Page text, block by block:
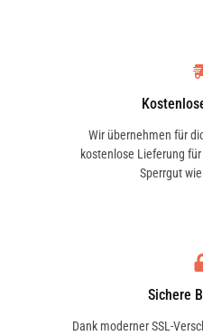
Wir übernehmen für
kostenlose Lieferung
Sperrgut
Sichere
Dank moderner SSL-